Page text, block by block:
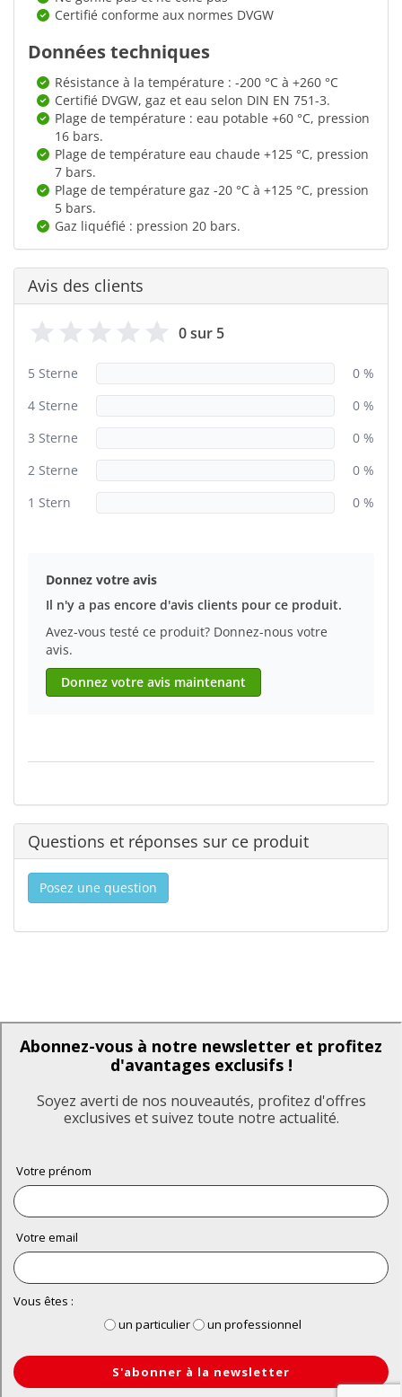
Certifié conforme aux normes DVGW
Données techniques
Résistance à la température : -200 °C à +260 °C
Certifié DVGW, gaz et eau selon DIN EN 751-3.
Plage de température : eau potable +60 °C, pression
16 bars.
Plage de température eau chaude +125 °C, pression
7 bars.
Plage de température gaz -20 °C à +125 °C, pression
5 bars.
Gaz liquéfié : pression 20 bars.
Avis des clients
0 sur 5
5 Sterne
0 %
4 Sterne
0 %
3 Sterne
0 %
2 Sterne
0 %
1 Stern
0 %
Donnez votre avis
Il n'y a pas encore d'avis clients pour ce produit.
Avez-vous testé ce produit? Donnez-nous votre
avis.
Donnez votre avis maintenant
Questions et réponses sur ce produit
Posez une question